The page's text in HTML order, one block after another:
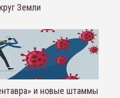
Земли
и новые штаммы